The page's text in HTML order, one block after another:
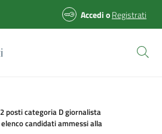
AccedioRegistrati
posti categoria D giornalista
candidati ammessi alla